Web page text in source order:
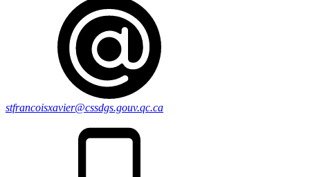
stfrancoisxavier@cssdgs.gouv.qc.ca